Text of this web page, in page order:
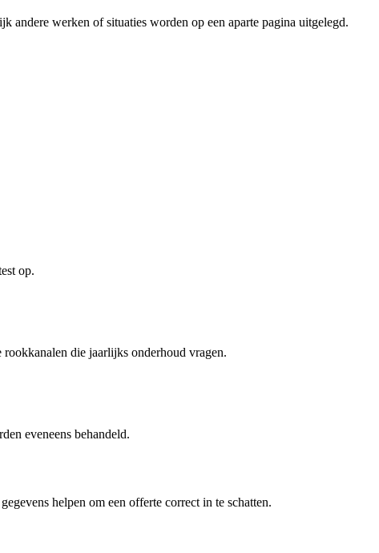
werken of situaties worden op een aparte pagina uitgelegd.
op.
die jaarlijks onderhoud vragen.
eveneens behandeld.
helpen om een offerte correct in te schatten.